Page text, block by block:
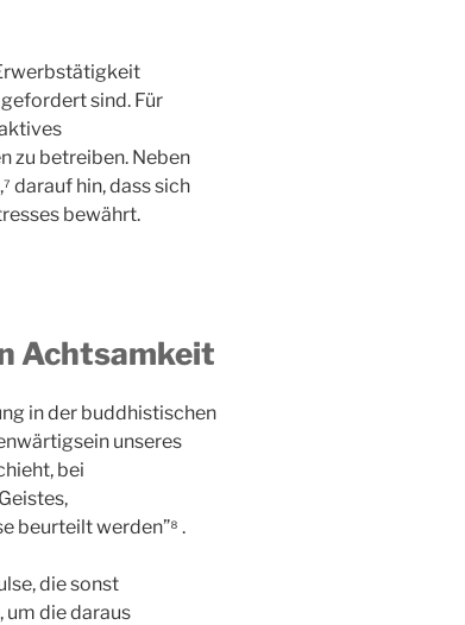
sind. Für
zu betreiben. Neben
darauf hin, dass sich
bewährt.
Achtsamkeit
in der buddhistischen
unseres
bei
beurteilt werden”⁸ .
die sonst
die daraus